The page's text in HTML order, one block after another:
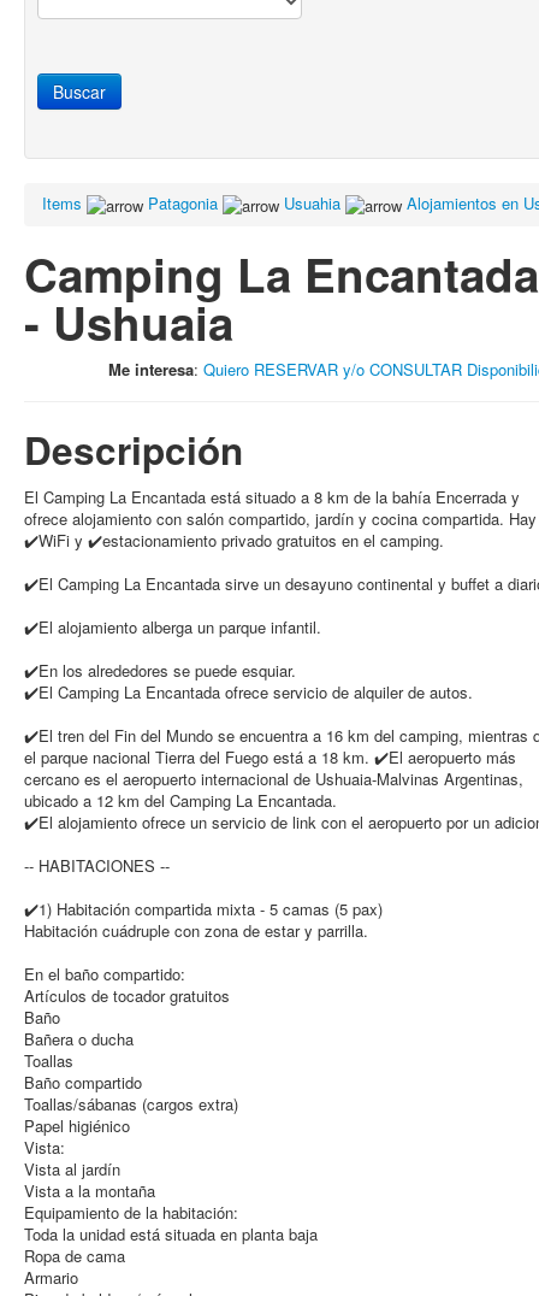
Items Patagonia Usuahia Alojamientos en
Camping La Encantada
- Ushuaia
Me interesa: Quiero RESERVAR y/o CONSULTAR
Descripción
El Camping La Encantada está situado a 8 km de la bahía Encerrada y
ofrece alojamiento con salón compartido, jardín y cocina compartida. Hay
✔️WiFi y ✔️estacionamiento privado gratuitos en el camping.
✔️El Camping La Encantada sirve un desayuno continental y buffet a
✔️El alojamiento alberga un parque infantil.
✔️En los alrededores se puede esquiar.
✔️El Camping La Encantada ofrece servicio de alquiler de autos.
✔️El tren del Fin del Mundo se encuentra a 16 km del camping, mientras
el parque nacional Tierra del Fuego está a 18 km. ✔️El aeropuerto más
cercano es el aeropuerto internacional de Ushuaia-Malvinas Argentinas,
ubicado a 12 km del Camping La Encantada.
✔️El alojamiento ofrece un servicio de link con el aeropuerto por un
-- HABITACIONES --
✔️1) Habitación compartida mixta - 5 camas (5 pax)
Habitación cuádruple con zona de estar y parrilla.
En el baño compartido:
Artículos de tocador gratuitos
Baño
Bañera o ducha
Toallas
Baño compartido
Toallas/sábanas (cargos extra)
Papel higiénico
Vista:
Vista al jardín
Vista a la montaña
Equipamiento de la habitación: ​
Toda la unidad está situada en planta baja
Ropa de cama
Armario